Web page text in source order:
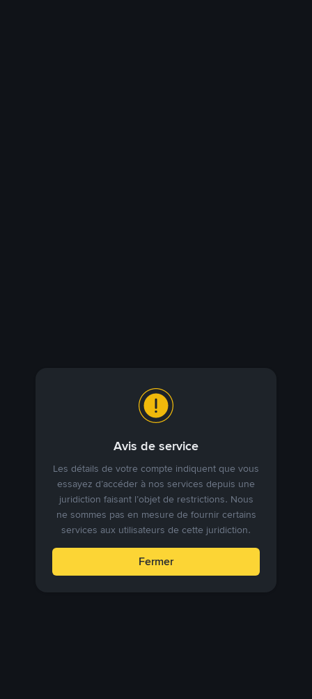
Avis de service
Les détails de votre compte indiquent que vous
essayez d’accéder à nos services depuis une
juridiction faisant l’objet de restrictions. Nous
ne sommes pas en mesure de fournir certains
services aux utilisateurs de cette juridiction.
Fermer